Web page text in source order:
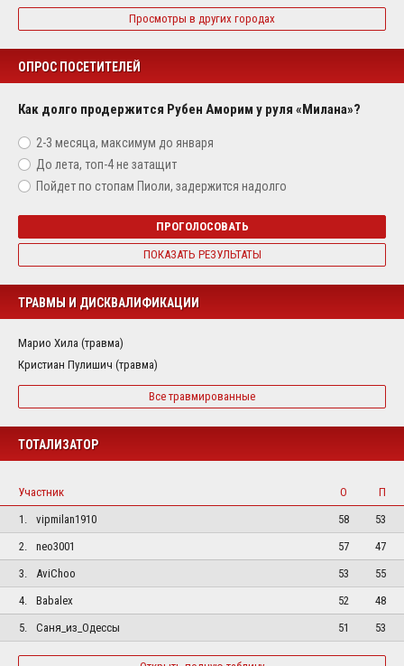
Просмотры в других городах
ОПРОС ПОСЕТИТЕЛЕЙ
Как долго продержится Рубен Аморим у руля «Милана»?
2-3 месяца, максимум до января
До лета, топ-4 не затащит
Пойдет по стопам Пиоли, задержится надолго
ПРОГОЛОСОВАТЬ
ПОКАЗАТЬ РЕЗУЛЬТАТЫ
ТРАВМЫ И ДИСКВАЛИФИКАЦИИ
Марио Хила (травма)
Кристиан Пулишич (травма)
Все травмированные
ТОТАЛИЗАТОР
Участник О
П
1.
vipmilan1910 58
53
2.
neo3001 57
47
3.
AviChoo 53
55
4.
Babalex 52
48
5.
Саня_из_Одессы 51 53